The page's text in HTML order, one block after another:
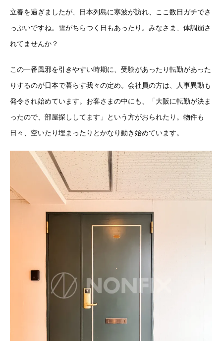
立春を過ぎましたが、日本列島に寒波が訪れ、ここ数日ガチでさ
っぶいですね。雪がちらつく日もあったり。みなさま、体調崩さ
れてませんか？
この一番風邪を引きやすい時期に、受験があったり転勤があった
りするのが日本で暮らす我々の定め。会社員の方は、人事異動も
発令され始めています。お客さまの中にも、「大阪に転勤が決ま
ったので、部屋探ししてます」という方がおられたり。物件も
日々、空いたり埋まったりとかなり動き始めています。